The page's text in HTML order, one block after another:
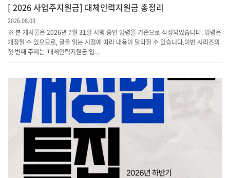
[ 2026 사업주지원금] 대체인력지원금 총정리
2026.08.03
※ 본 게시물은 2026년 7월 31일 시행 중인 법령을 기준으로 작성되었습니다. 법령은
개정될 수 있으므로, 글을 읽는 시점에 따라 내용이 달라질 수 있습니다.이번 시리즈의
첫 번째 주제는 '대체인력지원금'입...